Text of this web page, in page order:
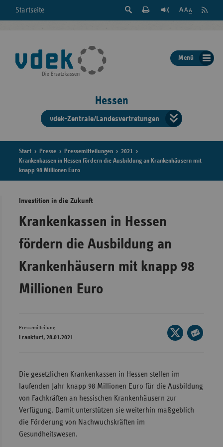
Startseite
Suche
der
Seite
Feed
Menü
Hessen
vdek-Zentrale/Landesvertretungen
der
Start Presse Pressemitteilungen
2021
Krankenkassen in Hessen fördern die Ausbildung an Krankenhäusern mit
knapp 98 Millionen Euro
Investition in die Zukunft
Krankenkassen in Hessen
fördern die Ausbildung an
Krankenhäusern mit knapp 98
Millionen Euro
Pressemitteilung
Frankfurt, 28.01.2021
Seite
auf
Die gesetzlichen Krankenkassen in Hessen stellen im
laufenden Jahr knapp 98 Millionen Euro für die Ausbildung
von Fachkräften an hessischen Krankenhäusern zur
Verfügung. Damit unterstützen sie weiterhin maßgeblich
die Förderung von Nachwuchskräften im
Gesundheitswesen.